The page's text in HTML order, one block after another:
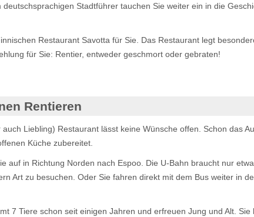
Stadtführer tauchen Sie weiter ein in die
Restaurant Savotta für Sie. Das Restaurant legt
für Sie: Rentier, entweder geschmort oder gebraten!
Rentieren
Liebling) Restaurant lässt keine Wünsche offen. Schon das
Küche zubereitet.
in Richtung Norden nach Espoo. Die U-Bahn braucht nur
Art zu besuchen. Oder Sie fahren direkt mit dem Bus weiter in
7 Tiere schon seit einigen Jahren und erfreuen Jung und Alt. Sie